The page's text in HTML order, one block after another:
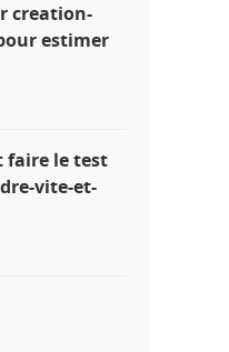
creation-
estimer
faire le test
vite-et-